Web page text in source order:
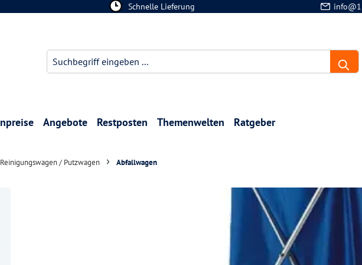
Schnelle Lieferung
Angebote Restposten Themenwelten Ratgeber
Reinigungswagen / Putzwagen Abfallwagen